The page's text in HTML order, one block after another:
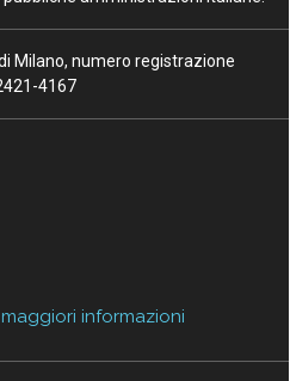
Milano, numero registrazione
4167
informazioni